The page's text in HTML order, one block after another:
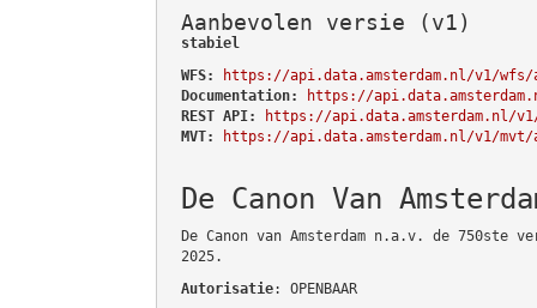
Aanbevolen versie (v1)
stabiel
WFS:
https://api.data.amsterdam.nl/v1/
Documentation:
https://
REST API:
https://api.data.amsterdam.nl/
MVT:
https://api.data.amsterdam.nl/v1/
De Canon Van
De Canon van Amsterdam n.a.v. de 750ste
2025.
Autorisatie: OPENBAAR